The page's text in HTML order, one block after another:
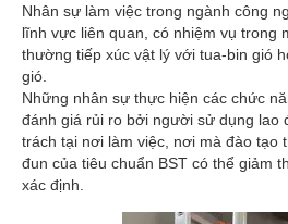
Nhân sự làm việc trong ngành công
lĩnh vực liên quan, có nhiệm vụ trong
thường tiếp xúc vật lý với tua-bin gió
gió.
Những nhân sự thực hiện các chức
đánh giá rủi ro bởi người sử dụng lao
trách tại nơi làm việc, nơi mà đào tạo
đun của tiêu chuẩn BST có thể giảm
xác định.